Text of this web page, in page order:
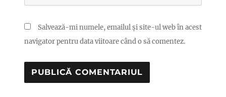
Salvează-mi numele, emailul și site-ul web în acest
navigator pentru data viitoare când o să comentez.